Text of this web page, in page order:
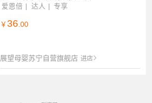
爱恩倍 达人 专享
￥ 36 .00
展望母婴苏宁自营旗舰店 进店